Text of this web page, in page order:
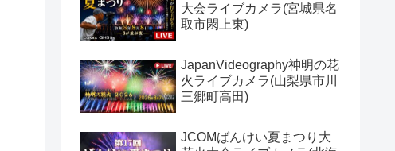
大会ライブカメラ(宮城県名
取市閖上東)
JapanVideography神明の花
火ライブカメラ(山梨県市川
三郷町高田)
JCOMばんけい夏まつり大